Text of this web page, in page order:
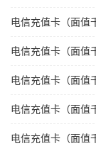
电信充值卡（面值
电信充值卡（面值
电信充值卡（面值
电信充值卡（面值
电信充值卡（面值